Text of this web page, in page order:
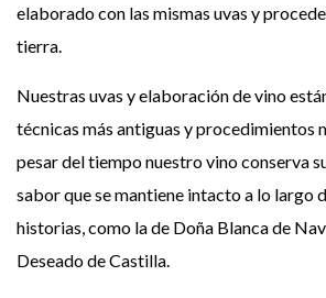
elaborado con las mismas uvas y
tierra.
Nuestras uvas y elaboración de vino
técnicas más antiguas y procedimientos
pesar del tiempo nuestro vino conserva
sabor que se mantiene intacto a lo largo
historias, como la de Doña Blanca de
Deseado de Castilla.